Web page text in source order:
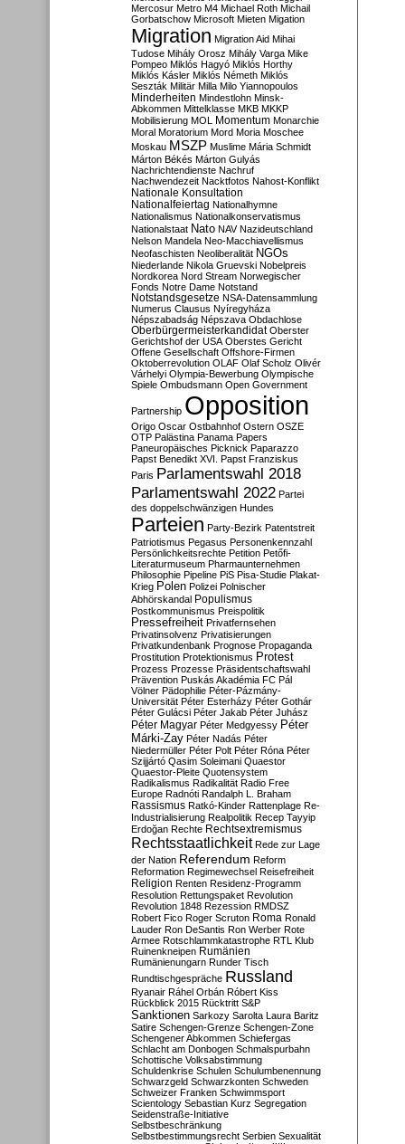
Mercosur Metro M4 Michael Roth Michail
Gorbatschow Microsoft Mieten Migation
Migration Migration Aid Mihai
Tudose Mihály Orosz Mihály Varga Mike
Pompeo Miklós Hagyó Miklós Horthy
Miklós Kásler Miklós Németh Miklós
Seszták Militär Milla Milo Yiannopoulos
Minderheiten Mindestlohn Minsk-
Abkommen Mittelklasse MKB MKKP
Mobilisierung MOL Momentum Monarchie
Moral Moratorium Mord Moria Moschee
Moskau MSZP Muslime Mária Schmidt
Márton Békés Márton Gulyás
Nachrichtendienste Nachruf
Nachwendezeit Nacktfotos Nahost-Konflikt
Nationale Konsultation
Nationalfeiertag Nationalhymne
Nationalismus Nationalkonservatismus
Nationalstaat Nato NAV Nazideutschland
Nelson Mandela Neo-Macchiavellismus
Neofaschisten Neoliberalität NGOs
Niederlande Nikola Gruevski Nobelpreis
Nordkorea Nord Stream Norwegischer
Fonds Notre Dame Notstand
Notstandsgesetze NSA-Datensammlung
Numerus Clausus Nyíregyháza
Népszabadság Népszava Obdachlose
Oberbürgermeisterkandidat Oberster
Gerichtshof der USA Oberstes Gericht
Offene Gesellschaft Offshore-Firmen
Oktoberrevolution OLAF Olaf Scholz Olivér
Várhelyi Olympia-Bewerbung Olympische
Spiele Ombudsmann Open Government
Partnership Opposition
Origo Oscar Ostbahnhof Ostern OSZE
OTP Palästina Panama Papers
Paneuropäisches Picknick Paparazzo
Papst Benedikt XVI. Papst Franziskus
Paris Parlamentswahl 2018
Parlamentswahl 2022 Partei
des doppelschwänzigen Hundes
Parteien Party-Bezirk Patentstreit
Patriotismus Pegasus Personenkennzahl
Persönlichkeitsrechte Petition Petőfi-
Literaturmuseum Pharmaunternehmen
Philosophie Pipeline PiS Pisa-Studie Plakat-
Krieg Polen Polizei Polnischer
Abhörskandal Populismus
Postkommunismus Preispolitik
Pressefreiheit Privatfernsehen
Privatinsolvenz Privatisierungen
Privatkundenbank Prognose Propaganda
Prostitution Protektionismus Protest
Prozess Prozesse Präsidentschaftswahl
Prävention Puskás Akadémia FC Pál
Völner Pädophilie Péter-Pázmány-
Universität Péter Esterházy Péter Gothár
Péter Gulácsi Péter Jakab Péter Juhász
Péter Magyar Péter Medgyessy Péter
Márki-Zay Péter Nadás Péter
Niedermüller Péter Polt Péter Róna Péter
Szijjártó Qasim Soleimani Quaestor
Quaestor-Pleite Quotensystem
Radikalismus Radikalität Radio Free
Europe Radnóti Randalph L. Braham
Rassismus Ratkó-Kinder Rattenplage Re-
Industrialisierung Realpolitik Recep Tayyip
Erdoğan Rechte Rechtsextremismus
Rechtsstaatlichkeit Rede zur Lage
der Nation Referendum Reform
Reformation Regimewechsel Reisefreiheit
Religion Renten Residenz-Programm
Resolution Rettungspaket Revolution
Revolution 1848 Rezession RMDSZ
Robert Fico Roger Scruton Roma Ronald
Lauder Ron DeSantis Ron Werber Rote
Armee Rotschlammkatastrophe RTL Klub
Ruinenkneipen Rumänien
Rumänienungarn Runder Tisch
Rundtischgespräche Russland
Ryanair Ráhel Orbán Róbert Kiss
Rückblick 2015 Rücktritt S&P
Sanktionen Sarkozy Sarolta Laura Baritz
Satire Schengen-Grenze Schengen-Zone
Schengener Abkommen Schiefergas
Schlacht am Donbogen Schmalspurbahn
Schottische Volksabstimmung
Schuldenkrise Schulen Schulumbenennung
Schwarzgeld Schwarzkonten Schweden
Schweizer Franken Schwimmsport
Scientology Sebastian Kurz Segregation
Seidenstraße-Initiative
Selbstbeschränkung
Selbstbestimmungsrecht Serbien Sexualität